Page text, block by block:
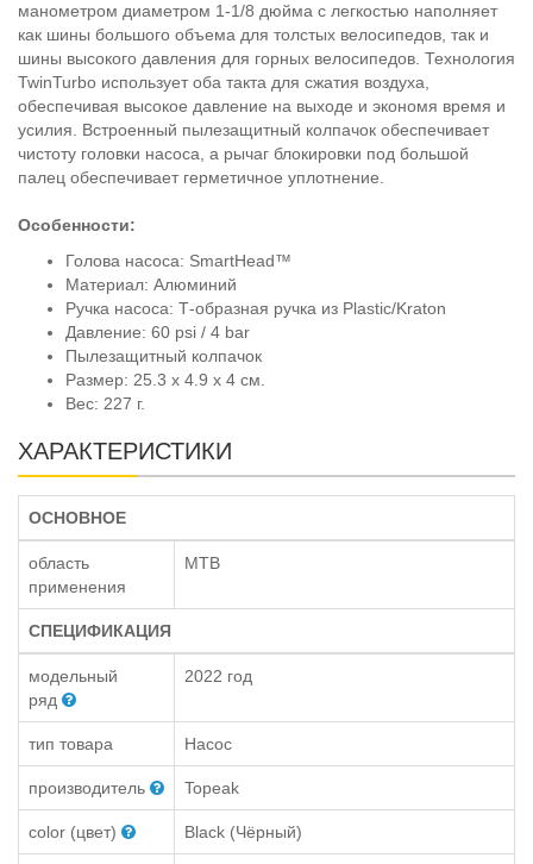
манометром диаметром 1-1/8 дюйма с легкостью наполняет
как шины большого объема для толстых велосипедов, так и
шины высокого давления для горных велосипедов. Технология
TwinTurbo использует оба такта для сжатия воздуха,
обеспечивая высокое давление на выходе и экономя время и
усилия. Встроенный пылезащитный колпачок обеспечивает
чистоту головки насоса, а рычаг блокировки под большой
палец обеспечивает герметичное уплотнение.
Особенности:
Голова насоса: SmartHead™
Материал: Алюминий
Ручка насоса: Т-образная ручка из Plastic/Kraton
Давление: 60 psi / 4 bar
Пылезащитный колпачок
Размер: 25.3 x 4.9 x 4 см.
Вес: 227 г.
ХАРАКТЕРИСТИКИ
ОСНОВНОЕ
область
применения
MTB
СПЕЦИФИКАЦИЯ
модельный
ряд
2022 год
тип товара Насос
производитель Topeak
color (цвет) Black (Чёрный)